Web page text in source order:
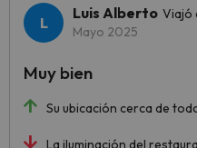
Luis Alberto Viajó
Mayo 2025
Su ubicación cerca de
La iluminación del
Muy bien